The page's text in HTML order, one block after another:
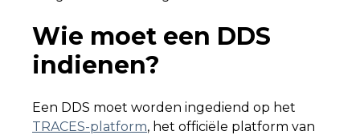
Wie moet een DDS
indienen?
Een DDS moet worden ingediend op het
TRACES-platform, het officiële platform van